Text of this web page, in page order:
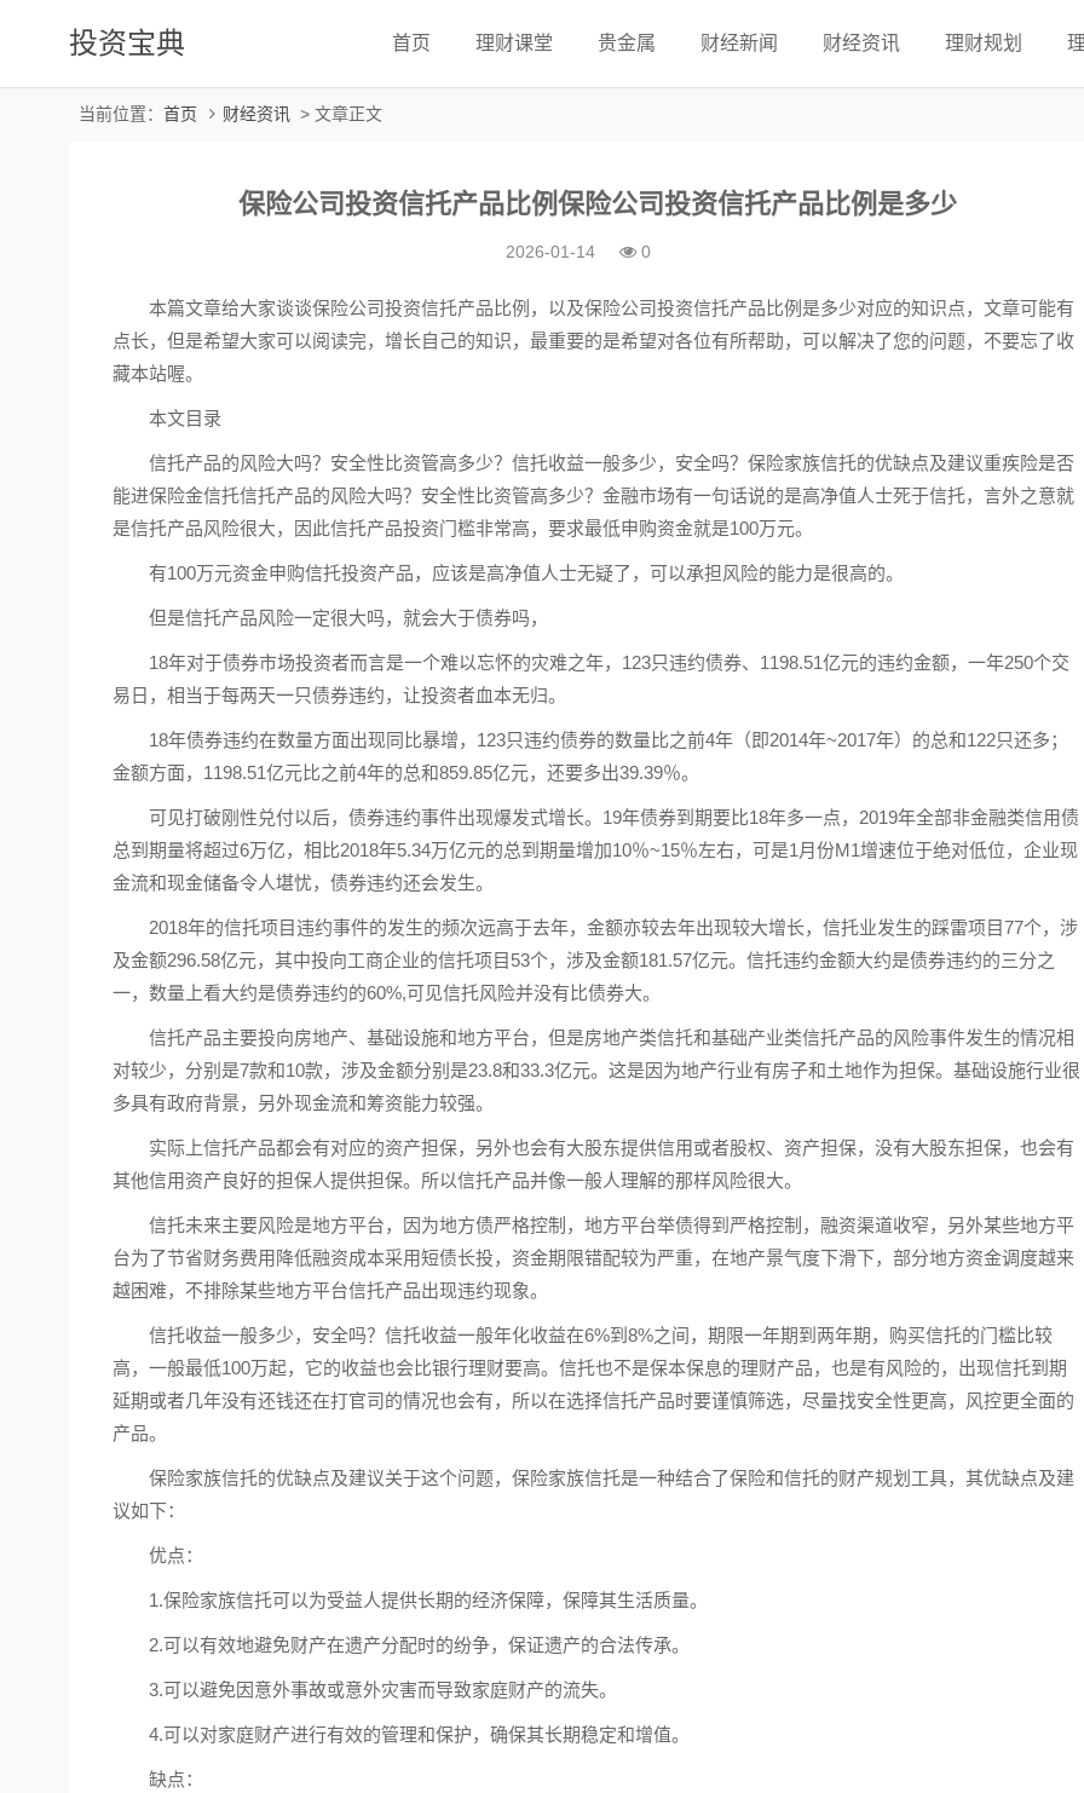
投资宝典 首页 理财课堂 贵金属 财经新闻 财经资讯 理财规划
当前位置： 首页 财经资讯 > 文章正文
保险公司投资信托产品比例保险公司投资信托产品比例是多少
2026-01-14 0
本篇文章给大家谈谈保险公司投资信托产品比例，以及保险公司投资信托产品比例是多少对应的知识点，文章可能有
点长，但是希望大家可以阅读完，增长自己的知识，最重要的是希望对各位有所帮助，可以解决了您的问题，不要忘了收
藏本站喔。
本文目录
信托产品的风险大吗？安全性比资管高多少？信托收益一般多少，安全吗？保险家族信托的优缺点及建议重疾险是否
能进保险金信托信托产品的风险大吗？安全性比资管高多少？金融市场有一句话说的是高净值人士死于信托，言外之意就
是信托产品风险很大，因此信托产品投资门槛非常高，要求最低申购资金就是100万元。
有100万元资金申购信托投资产品，应该是高净值人士无疑了，可以承担风险的能力是很高的。
但是信托产品风险一定很大吗，就会大于债券吗，
18年对于债券市场投资者而言是一个难以忘怀的灾难之年，123只违约债券、1198.51亿元的违约金额，一年250个交
易日，相当于每两天一只债券违约，让投资者血本无归。
18年债券违约在数量方面出现同比暴增，123只违约债券的数量比之前4年（即2014年~2017年）的总和122只还多；
金额方面，1198.51亿元比之前4年的总和859.85亿元，还要多出39.39％。
可见打破刚性兑付以后，债券违约事件出现爆发式增长。19年债券到期要比18年多一点，2019年全部非金融类信用债
总到期量将超过6万亿，相比2018年5.34万亿元的总到期量增加10％~15％左右，可是1月份M1增速位于绝对低位，企业现
金流和现金储备令人堪忧，债券违约还会发生。
2018年的信托项目违约事件的发生的频次远高于去年，金额亦较去年出现较大增长，信托业发生的踩雷项目77个，涉
及金额296.58亿元，其中投向工商企业的信托项目53个，涉及金额181.57亿元。信托违约金额大约是债券违约的三分之
一，数量上看大约是债券违约的60%,可见信托风险并没有比债券大。
信托产品主要投向房地产、基础设施和地方平台，但是房地产类信托和基础产业类信托产品的风险事件发生的情况相
对较少，分别是7款和10款，涉及金额分别是23.8和33.3亿元。这是因为地产行业有房子和土地作为担保。基础设施行业很
多具有政府背景，另外现金流和筹资能力较强。
实际上信托产品都会有对应的资产担保，另外也会有大股东提供信用或者股权、资产担保，没有大股东担保，也会有
其他信用资产良好的担保人提供担保。所以信托产品并像一般人理解的那样风险很大。
信托未来主要风险是地方平台，因为地方债严格控制，地方平台举债得到严格控制，融资渠道收窄，另外某些地方平
台为了节省财务费用降低融资成本采用短债长投，资金期限错配较为严重，在地产景气度下滑下，部分地方资金调度越来
越困难，不排除某些地方平台信托产品出现违约现象。
信托收益一般多少，安全吗？信托收益一般年化收益在6%到8%之间，期限一年期到两年期，购买信托的门槛比较
高，一般最低100万起，它的收益也会比银行理财要高。信托也不是保本保息的理财产品，也是有风险的，出现信托到期
延期或者几年没有还钱还在打官司的情况也会有，所以在选择信托产品时要谨慎筛选，尽量找安全性更高，风控更全面的
产品。
保险家族信托的优缺点及建议关于这个问题，保险家族信托是一种结合了保险和信托的财产规划工具，其优缺点及建
议如下：
优点：
1.保险家族信托可以为受益人提供长期的经济保障，保障其生活质量。
2.可以有效地避免财产在遗产分配时的纷争，保证遗产的合法传承。
3.可以避免因意外事故或意外灾害而导致家庭财产的流失。
4.可以对家庭财产进行有效的管理和保护，确保其长期稳定和增值。
缺点：